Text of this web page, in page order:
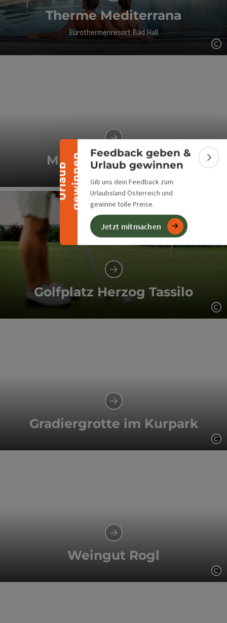
U
r
l
a
u
b
g
e
w
i
n
n
en
Banner einklappen
Feedback geben &
Urlaub gewinnen
Gib uns dein Feedback zum
Urlaubsland Österreich und
gewinne tolle Preise.
Jetzt mitmachen
Therme Mediterrana
Eurothermenresort Bad Hall
Museum Forum Hall
Golfplatz Herzog Tassilo
Gradiergrotte im Kurpark
Weingut Rogl